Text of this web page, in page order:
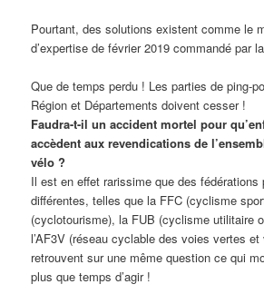
Pourtant, des solutions existent comme le
d’expertise de février 2019 commandé par
Que de temps perdu ! Les parties de ping-
Région et Départements doivent cesser !
Faudra-t-il un accident mortel pour
accèdent aux revendications de
vélo ?
Il est en effet rarissime que des fédérations
différentes, telles que la FFC (cyclisme
(cyclotourisme), la FUB (cyclisme utilitaire
l’AF3V (réseau cyclable des voies vertes
retrouvent sur une même question ce qui
plus que temps d’agir !